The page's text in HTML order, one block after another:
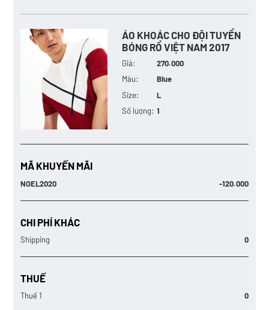
ÁO KHOÁC CHO ĐỘI TUYỂN
BÓNG RỔ VIỆT NAM 2017
Giá:
270.000
Màu:
Blue
Size:
L
Số lượng: 1
MÃ KHUYẾN MÃI
NOEL2020 -120.000
CHI PHÍ KHÁC
Shipping 0
THUẾ
Thuế 1 0